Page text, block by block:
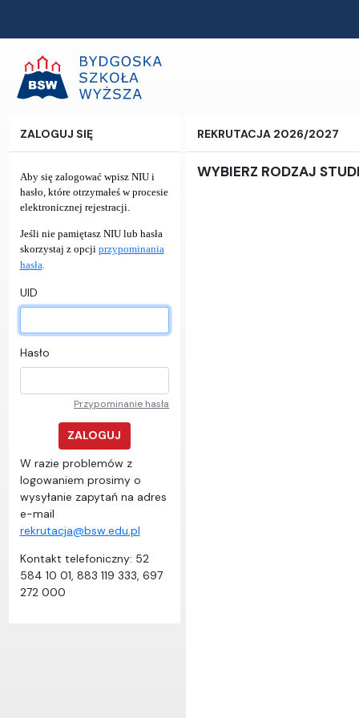
ZALOGUJ SIĘ
Aby się zalogować wpisz NIU i
hasło, które otrzymałeś w procesie
elektronicznej rejestracji.
Jeśli nie pamiętasz NIU lub hasła
skorzystaj z opcji przypominania
hasła
UID
Hasło
Przypominanie hasła
ZALOGUJ
W razie problemów z
logowaniem prosimy o
wysyłanie zapytań na adres
e-mail
rekrutacja@bsw.edu.pl
Kontakt telefoniczny: 52
584 10 01, 883 119 333, 697
272 000
REKRUTACJA 2026/2027
WYBIERZ RODZAJ